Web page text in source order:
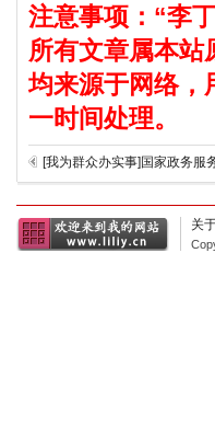
注意事项：“李
所有文章属本站
均来源于网络，
一时间处理。
关